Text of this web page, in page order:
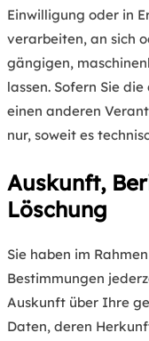
Einwilligung oder in
verarbeiten, an sich
gängigen,
lassen. Sofern Sie
einen anderen
nur, soweit es
Auskunft,
Löschung
Sie haben im
Bestimmungen
Auskunft über Ihre
Daten, deren